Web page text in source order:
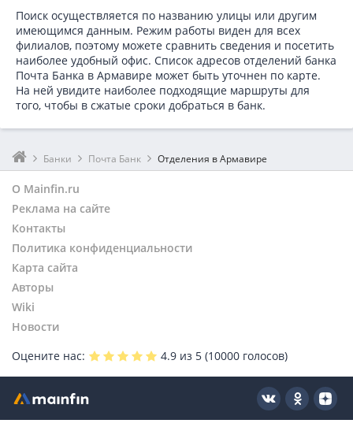
Поиск осуществляется по названию улицы или другим
имеющимся данным. Режим работы виден для всех
филиалов, поэтому можете сравнить сведения и посетить
наиболее удобный офис. Список адресов отделений банка
Почта Банка в Армавире может быть уточнен по карте.
На ней увидите наиболее подходящие маршруты для
того, чтобы в сжатые сроки добраться в банк.
Банки Почта Банк Отделения в Армавире
О Mainfin.ru
Реклама на сайте
Контакты
Политика конфиденциальности
Карта сайта
Авторы
Wiki
Новости
Оцените нас:
4.9 из 5 (10000 голосов)